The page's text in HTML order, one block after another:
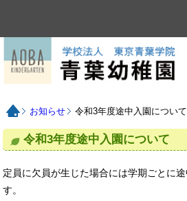
お知らせ 令和3年度途中入園について
令和3年度途中入園について
定員に欠員が生じた場合には学期ごとに
す。